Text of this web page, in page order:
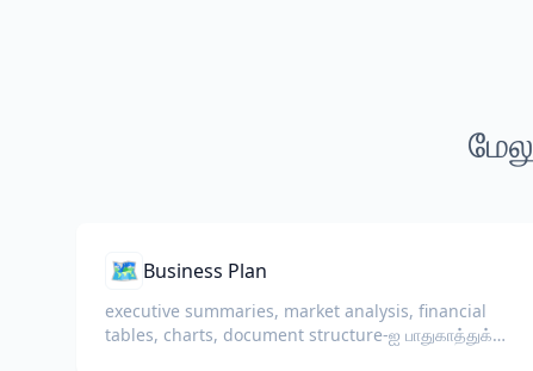
🗺️ Business Plan
executive summaries, market analysis, financial
tables, charts, document structure-ஐ பாதுகாத்துக்